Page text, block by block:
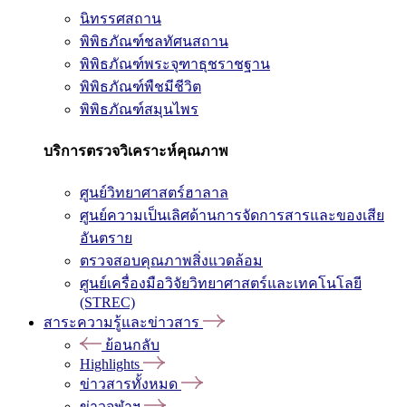
นิทรรศสถาน
พิพิธภัณฑ์ชลทัศนสถาน
พิพิธภัณฑ์พระจุฑาธุชราชฐาน
พิพิธภัณฑ์พืชมีชีวิต
พิพิธภัณฑ์สมุนไพร
บริการตรวจวิเคราะห์คุณภาพ
ศูนย์วิทยาศาสตร์ฮาลาล
ศูนย์ความเป็นเลิศด้านการจัดการสารและของเสีย
อันตราย
ตรวจสอบคุณภาพสิ่งแวดล้อม
ศูนย์เครื่องมือวิจัยวิทยาศาสตร์และเทคโนโลยี
(STREC)
สาระความรู้และข่าวสาร
ย้อนกลับ
Highlights
ข่าวสารทั้งหมด